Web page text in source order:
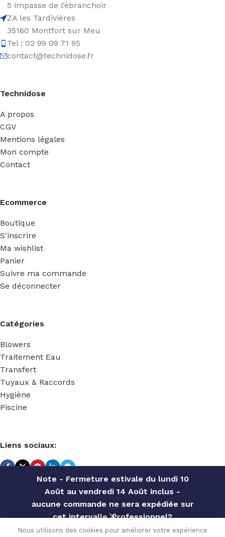
Note - Fermeture estivale du lundi 10
Août au vendredi 14 Août inclus -
aucune commande ne sera expédiée sur
cet intervalle. Professionnel?
Contactez notre service commercial
5 impasse de l’ébranchoir
ZA les Tardivières
35160 Montfort sur Meu
Tel : 02 99 09 71 95
contact@technidose.fr
Technidose
A propos
CGV
Mentions légales
Mon compte
Contact
Ecommerce
Boutique
S'inscrire
Ma wishlist
Panier
Suivre ma commande
Se déconnecter
Catégories
Blowers
Traitement Eau
Transfert
Tuyaux & Raccords
Hygiène
Piscine
Liens sociaux:
TECHNIDOSE 2022 Réalisé parACS INFORMATIQUE
Nous utilisons des cookies pour améliorer votre expérience
ATOMISEUR